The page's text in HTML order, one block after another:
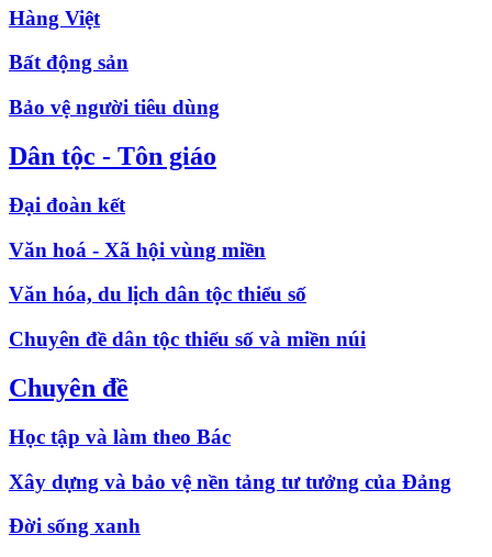
Hàng Việt
Bất động sản
Bảo vệ người tiêu dùng
Dân tộc - Tôn giáo
Đại đoàn kết
Văn hoá - Xã hội vùng miền
Văn hóa, du lịch dân tộc thiểu số
Chuyên đề dân tộc thiểu số và miền núi
Chuyên đề
Học tập và làm theo Bác
Xây dựng và bảo vệ nền tảng tư tưởng của Đảng
Đời sống xanh